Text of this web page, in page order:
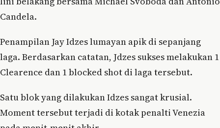
Candela.
Penampilan Jay Idzes lumayan apik di sepanjang
laga. Berdasarkan catatan, Jdzes sukses melakukan 1
Clearence dan 1 blocked shot di laga tersebut.
Satu blok yang dilakukan Idzes sangat krusial.
Moment tersebut terjadi di kotak penalti Venezia